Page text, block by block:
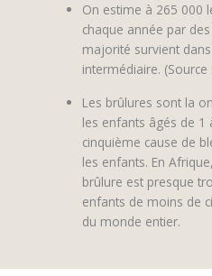
On estime à 265 000
chaque année par
majorité survient
intermédiaire. (Source
Les brûlures sont la
les enfants âgés de 1
cinquième cause de
les enfants. En
brûlure est presque
enfants de moins de
du monde entier.